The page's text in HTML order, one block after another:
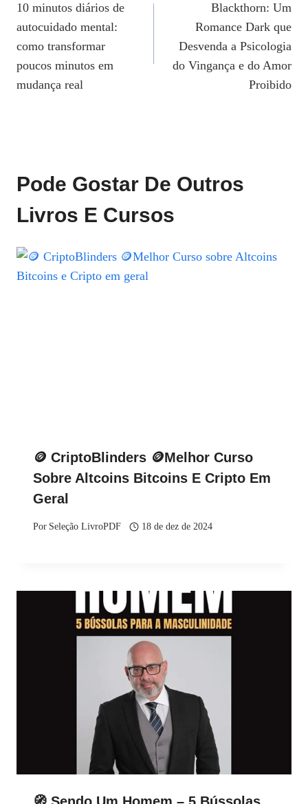
De
Post
10 minutos diários de
autocuidado mental:
como transformar
poucos minutos em
mudança real
Blackthorn: Um
Romance Dark que
Desvenda a Psicologia
do Vingança e do Amor
Proibido
Pode Gostar De Outros
Livros E Cursos
🪙 CriptoBlinders 🪙Melhor Curso
Sobre Altcoins Bitcoins E Cripto Em
Geral
Por Seleção LivroPDF 18 de dez de 2024